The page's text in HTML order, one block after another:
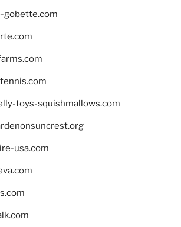
gobette.com
toys-squishmallows.com
usa.com